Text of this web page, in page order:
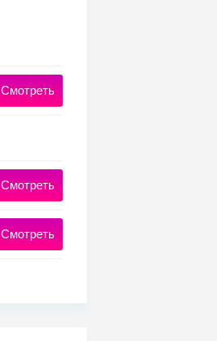
Смотреть
Смотреть
Смотреть